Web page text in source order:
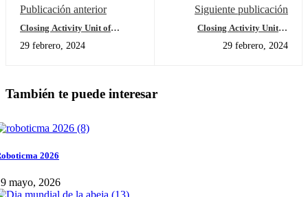
Publicación anterior
Closing Activity Unit of
29 febrero, 2024
Siguiente publicación
Closing Activity Unit of
29 febrero, 2024
También te puede interesar
2026
mayo, 2026